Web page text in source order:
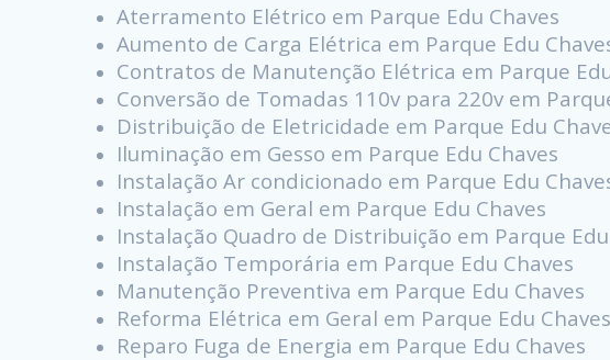
Aterramento Elétrico em Parque Edu Chaves
Aumento de Carga Elétrica em Parque Edu
Contratos de Manutenção Elétrica em Parque
Conversão de Tomadas 110v para 220v em
Distribuição de Eletricidade em Parque Edu
Iluminação em Gesso em Parque Edu Chaves
Instalação Ar condicionado em Parque Edu
Instalação em Geral em Parque Edu Chaves
Instalação Quadro de Distribuição em Parque
Instalação Temporária em Parque Edu Chaves
Manutenção Preventiva em Parque Edu Chaves
Reforma Elétrica em Geral em Parque Edu Chaves
Reparo Fuga de Energia em Parque Edu Chaves